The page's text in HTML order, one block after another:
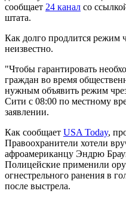
сообщает 24 канал со
штата.
Как долго продлится режим
неизвестно.
"Чтобы гарантировать
граждан во время
нужным объявить режим
Сити с 08:00 по местному
заявлении.
Как сообщает USA Today,
Правоохранители хотели
афроамериканцу Эндрю
Полицейские применили
огнестрельного ранения в
после выстрела.